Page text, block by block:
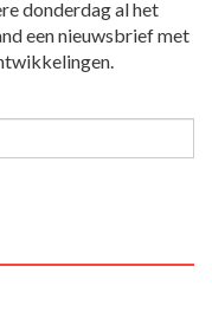
donderdag al het
een nieuwsbrief met